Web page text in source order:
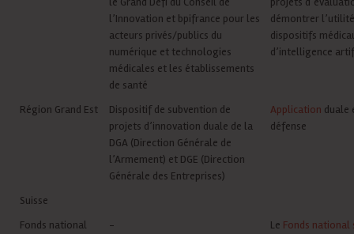
l’Innovation et bpifrance pour les
acteurs privés/publics du
numérique et technologies
médicales et les établissements
de santé
démontrer
dispositifs
d’intelligence
Région Grand Est
Dispositif de subvention de
projets d’innovation duale de la
DGA (Direction Générale de
l’Armement) et DGE (Direction
Générale des Entreprises)
Application duale
défense
Suisse
Fonds national
- Le Fonds national